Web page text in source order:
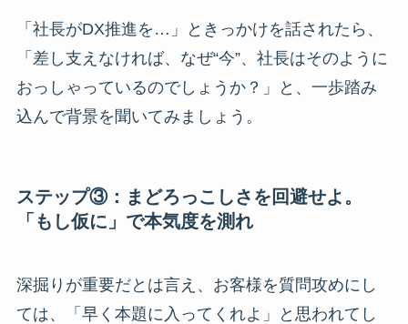
「社長がDX推進を…」ときっかけを話されたら、
「差し支えなければ、なぜ“今”、社長はそのように
おっしゃっているのでしょうか？」と、一歩踏み
込んで背景を聞いてみましょう。
ステップ③：まどろっこしさを回避せよ。
「もし仮に」で本気度を測れ
深掘りが重要だとは言え、お客様を質問攻めにし
ては、「早く本題に入ってくれよ」と思われてし